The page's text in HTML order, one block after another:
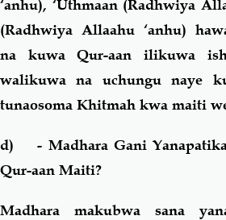
‘anhu), ‘Uthmaan (Radhwiya
(Radhwiya Allaahu ‘anhu)
na kuwa Qur-aan ilikuwa
walikuwa na uchungu naye
tunaosoma Khitmah kwa maiti
d)- Madhara Gani
Qur-aan Maiti?
Madhara makubwa sana